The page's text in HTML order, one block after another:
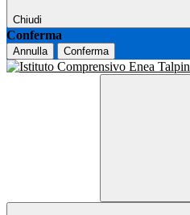
Chiudi
Conferma
Annulla Conferma